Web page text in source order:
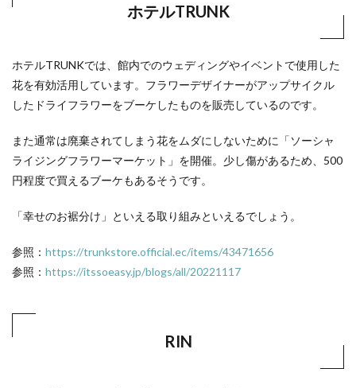
ホテルTRUNK
ホテルTRUNKでは、館内でのウェディングやイベントで使用した
花を有効活用しています。フラワーデザイナーがアップサイクル
したドライフラワーをブーケしたものを販売しているのです。
また通常は廃棄されてしまう花をムダにしないために「ソーシャ
ライジングフラワーマーケット」を開催。少し傷があるため、500
円程度で買えるブーケもあるそうです。
「幸せのお裾分け」といえる取り組みといえるでしょう。
参照： https://trunkstore.official.ec/items/43471656
参照： https://itssoeasy.jp/blogs/all/20221117
RIN